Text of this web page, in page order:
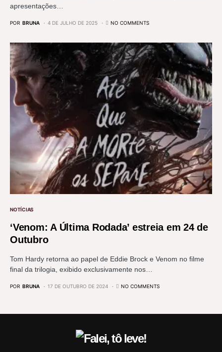
apresentações…
POR BRUNA 4 DE JULHO DE 2025 NO COMMENTS
NOTÍCIAS
‘Venom: A Última Rodada’ estreia em 24 de
Outubro
Tom Hardy retorna ao papel de Eddie Brock e Venom no filme
final da trilogia, exibido exclusivamente nos…
POR BRUNA 17 DE OUTUBRO DE 2024 NO COMMENTS